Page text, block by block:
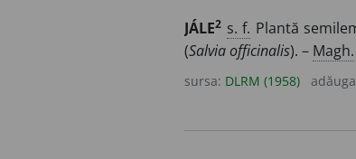
JÁLE2 s. f. Plantă
(Salvia officinalis). – Magh.
sursa: DLRM (1958)